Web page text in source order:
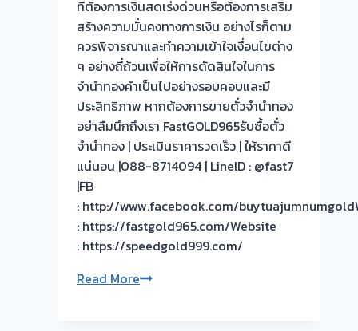
ที่ต้องการเงินสดเร่งด่วนหรือต้องการเสริม
สร้างความมั่นคงทางการเงิน อย่างไรก็ตาม
ควรพิจารณาและทำความเข้าใจเงื่อนไขต่าง
ๆ อย่างถี่ถ้วนเพื่อให้การตัดสินใจในการ
จำนำทองคำเป็นไปอย่างรอบคอบและมี
ประสิทธิภาพ หากต้องการขายตั๋วจำนำทอง
อย่าลืมนึกถึงเรา FastGOLD965รับซื้อตั๋ว
จำนำทอง | ประเมินราคารวดเร็ว | ให้ราคาดี
แน่นอน |088-8714094 | LineID : @fast7
|FB
: http://www.facebook.com/
: https://fastgold965.com/Website
: https://speedgold999.com/
Read Moreการ